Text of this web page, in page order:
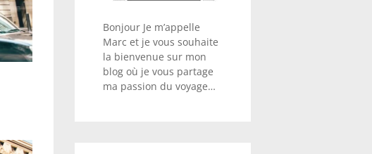
Bonjour Je m’appelle
Marc et je vous souhaite
la bienvenue sur mon
blog où je vous partage
ma passion du voyage…